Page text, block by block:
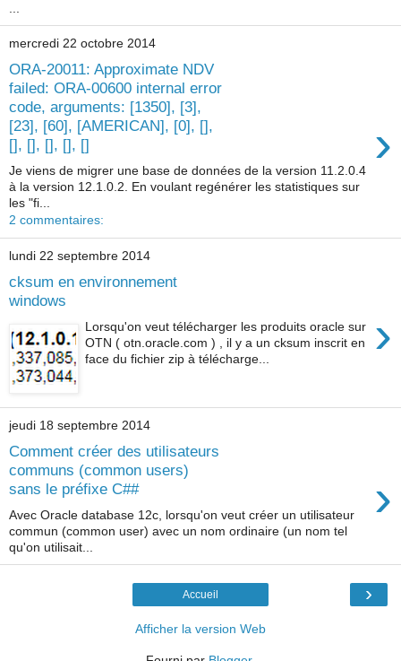
mercredi 22 octobre 2014
ORA-20011: Approximate NDV
failed: ORA-00600 internal error
code, arguments: [1350], [3],
[23], [60], [AMERICAN], [0], [],
[], [], [], [], []
›
Je viens de migrer une base de données de la version 11.2.0.4
à la version 12.1.0.2. En voulant regénérer les statistiques sur
les "fi...
2 commentaires:
lundi 22 septembre 2014
cksum en environnement
windows
›
Lorsqu'on veut télécharger les produits oracle sur
OTN ( otn.oracle.com ) , il y a un cksum inscrit en
face du fichier zip à télécharge...
jeudi 18 septembre 2014
Comment créer des utilisateurs
communs (common users)
sans le préfixe C##
›
Avec Oracle database 12c, lorsqu'on veut créer un utilisateur
commun (common user) avec un nom ordinaire (un nom tel
qu'on utilisait...
›
Accueil
Afficher la version Web